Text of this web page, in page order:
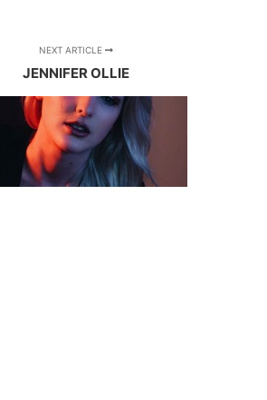
NEXT ARTICLE
JENNIFER OLLIE